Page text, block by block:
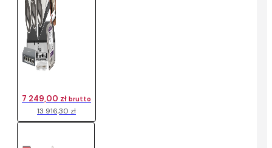
13 916,30 zł
7 249,00 zł brutto